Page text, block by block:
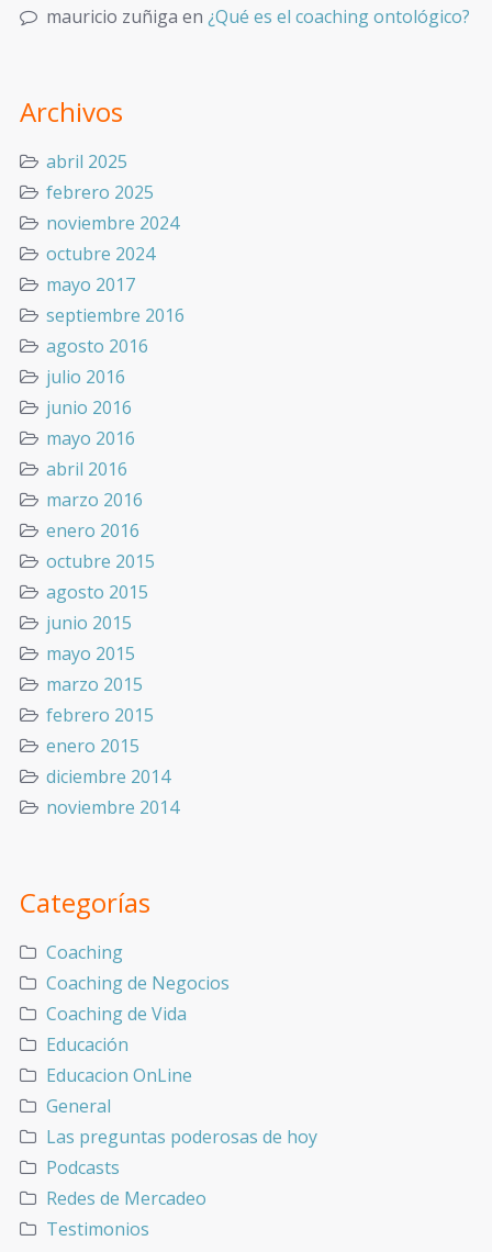
mauricio zuñiga en ¿Qué es el coaching ontológico?
Archivos
abril 2025
febrero 2025
noviembre 2024
octubre 2024
mayo 2017
septiembre 2016
agosto 2016
julio 2016
junio 2016
mayo 2016
abril 2016
marzo 2016
enero 2016
octubre 2015
agosto 2015
junio 2015
mayo 2015
marzo 2015
febrero 2015
enero 2015
diciembre 2014
noviembre 2014
Categorías
Coaching
Coaching de Negocios
Coaching de Vida
Educación
Educacion OnLine
General
Las preguntas poderosas de hoy
Podcasts
Redes de Mercadeo
Testimonios